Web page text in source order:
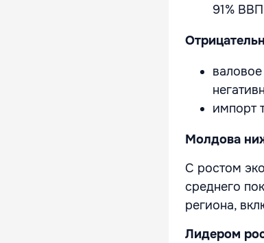
91%
импорт
Молдова
С ростом
среднего
региона,
Лидером